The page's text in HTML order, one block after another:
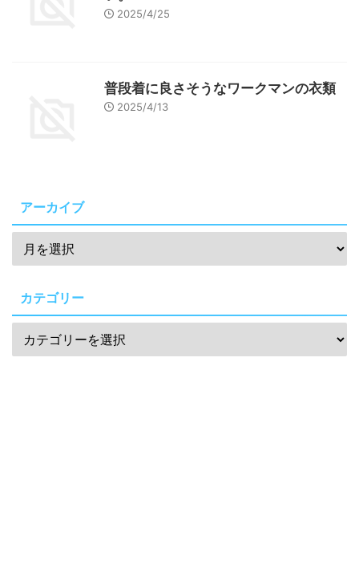
2025/4/25
普段着に良さそうなワークマンの衣類
2025/4/13
アーカイブ
カテゴリー